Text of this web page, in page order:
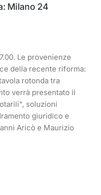
Milano 24
Le provenienze
della recente riforma:
rotonda tra
verrà presentato il
soluzioni
giuridico e
Aricò e Maurizio